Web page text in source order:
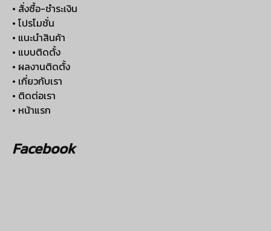
• สั่งซื้อ-ชำระเงิน
• โปรโมชั่น
• แนะนำสินค้า
• แบบติดตั้ง
• ผลงานติดตั้ง
• เกี่ยวกับเรา
• ติดต่อเรา
• หน้าแรก
Facebook